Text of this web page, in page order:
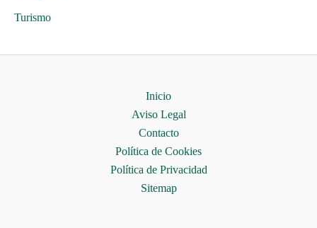
Turismo
Inicio
Aviso Legal
Contacto
Política de Cookies
Política de Privacidad
Sitemap